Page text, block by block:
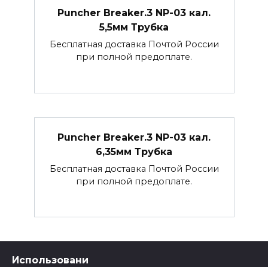
Puncher Breaker.3 NP-03 кал.
5,5мм Трубка
Бесплатная доставка Почтой России
при полной предоплате.
Puncher Breaker.3 NP-03 кал.
6,35мм Трубка
Бесплатная доставка Почтой России
при полной предоплате.
Использовани